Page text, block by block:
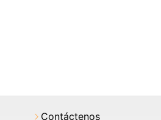
Contáctenos